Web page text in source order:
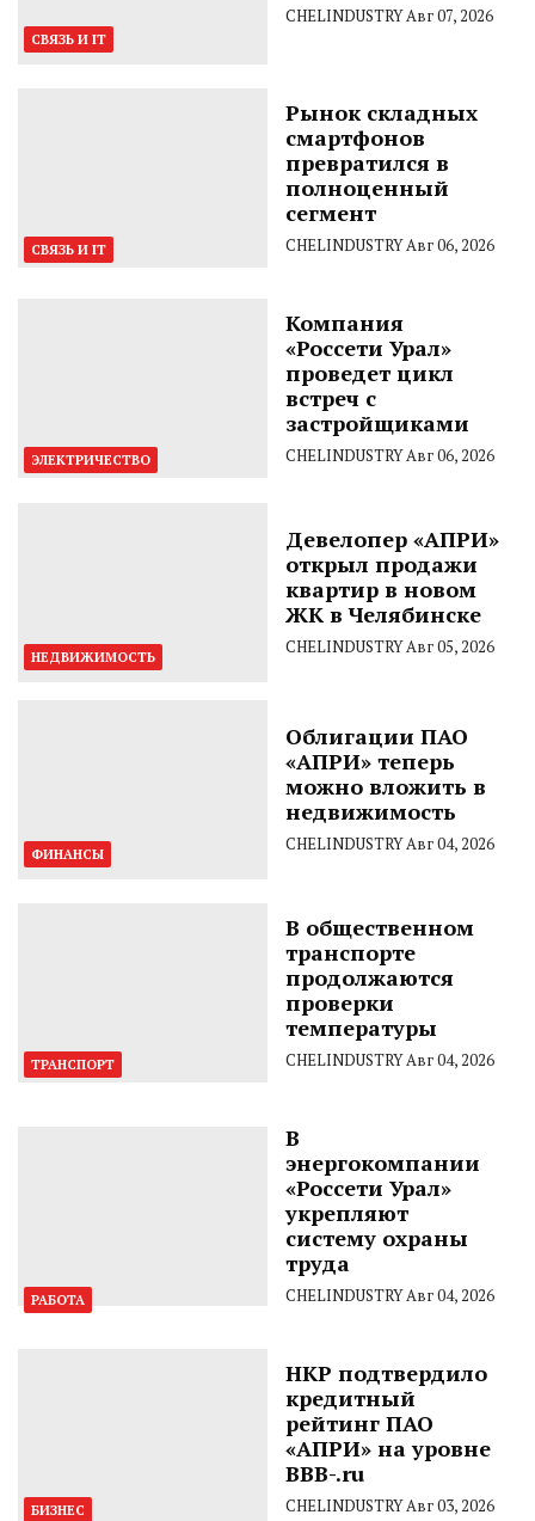
СВЯЗЬ И IT
CHELINDUSTRYАвг 07, 2026
СВЯЗЬ И IT
Рынок складных
смартфонов
превратился в
полноценный
сегмент
CHELINDUSTRYАвг 06, 2026
ЭЛЕКТРИЧЕСТВО
Компания
«Россети Урал»
проведет цикл
встреч с
застройщиками
CHELINDUSTRYАвг 06, 2026
НЕДВИЖИМОСТЬ
Девелопер «АПРИ»
открыл продажи
квартир в новом
ЖК в Челябинске
CHELINDUSTRYАвг 05, 2026
ФИНАНСЫ
Облигации ПАО
«АПРИ» теперь
можно вложить в
недвижимость
CHELINDUSTRYАвг 04, 2026
ТРАНСПОРТ
В общественном
транспорте
продолжаются
проверки
температуры
CHELINDUSTRYАвг 04, 2026
РАБОТА
В
энергокомпании
«Россети Урал»
укрепляют
систему охраны
труда
CHELINDUSTRYАвг 04, 2026
БИЗНЕС
НКР подтвердило
кредитный
рейтинг ПАО
«АПРИ» на уровне
BBB-.ru
CHELINDUSTRYАвг 03, 2026